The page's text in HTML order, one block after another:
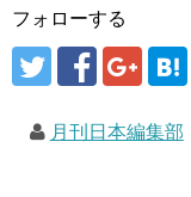
フォローする
月刊日本編集部